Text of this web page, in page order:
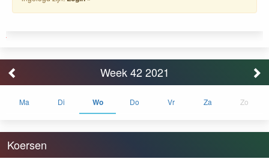
Week 42 2021
Ma Di Wo Do Vr Za Zo
Koersen